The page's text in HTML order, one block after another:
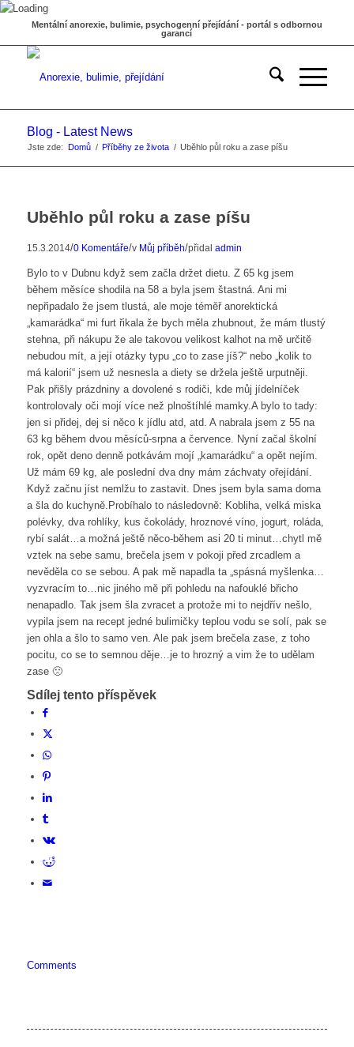
Mentální anorexie, bulimie, psychogenní přejídání - portál s odbornou
garancí
Blog - Latest News
Jste zde: Domů / Příběhy ze života / Uběhlo půl roku a zase píšu
Uběhlo půl roku a zase píšu
15.3.2014/0 Komentáře/v Můj příběh/přidal admin
Bylo to v Dubnu když sem začla držet dietu. Z 65 kg jsem
během měsíce shodila na 58 a byla jsem štastná. Ani mi
nepřipadalo že jsem tlustá, ale moje téměř anorektická
„kamarádka“ mi furt řikala že bych měla zhubnout, že mám tlustý
stehna, při nákupu že ale takovou velikost kalhot na mě určitě
nebudou mít, a její otázky typu „co to zase jíš?“ nebo „kolik to
má kalorií“ jsem už nesnesla a diety se držela ještě urputněji.
Pak přišly prázdniny a dovolené s rodiči, kde můj jídelníček
kontrolovaly oči mojí více než plnoštíhlé mamky.A bylo to tady:
jen si přidej, dej si něco k jídlu atd, atd. A nabrala jsem z 55 na
63 kg během dvou měsíců-srpna a července. Nyní začal školní
rok, opět deno denně potkávám mojí „kamarádku“ a opět nejím.
Už mám 69 kg, ale poslední dva dny mám záchvaty ořejídání.
Když začnu jíst nemlžu to zastavit. Dnes jsem byla sama doma
a šla do kuchyně.Probíhalo to následovně: Kobliha, velká miska
polévky, dva rohlíky, kus čokolády, hroznové víno, jogurt, roláda,
rybí salát…a možná ještě něco-během asi 20 ti minut…chytl mě
vztek na sebe samu, brečela jsem v pokoji před zrcadlem a
nevěděla co se sebou. A pak mě napadla ta „spásná myšlenka…
vyzvracím to…nic jiného mě při pohledu na nafouklé břicho
nenapadlo. Tak jsem šla zvracet a protože mi to nejdřív nešlo,
vypila jsem na recept jedné bulimičky teplou vodu se solí, pak se
jen ohla a šlo to samo ven. Ale pak jsem brečela zase, z toho
pocitu, co se to semnou děje…je to hrozný a vim že to udělam
zase 🙁
Sdílej tento příspěvek
Comments